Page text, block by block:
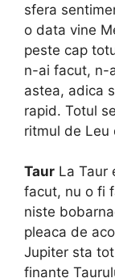
sfera
o data vine
peste cap
n-ai facut, n-
astea, adica
rapid. Totul
ritmul de Leu
Taur La Taur
facut, nu o fi
niste
pleaca de
Jupiter sta
finante